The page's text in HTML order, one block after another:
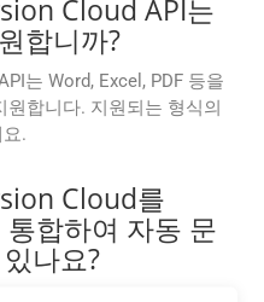
Cloud API는
합니까?
는 Word, Excel, PDF 등을
합니다. 지원되는 형식의
.
Cloud를
합하여 자동 문
나요?